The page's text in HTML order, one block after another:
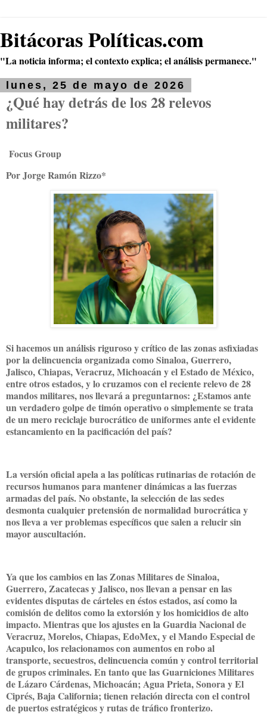
Bitácoras Políticas.com
"La noticia informa; el contexto explica; el análisis permanece."
lunes, 25 de mayo de 2026
¿Qué hay detrás de los 28 relevos
militares?
Focus Group
Por Jorge Ramón Rizzo*
Si hacemos un análisis riguroso y crítico de las zonas asfixiadas
por la delincuencia organizada como Sinaloa, Guerrero,
Jalisco, Chiapas, Veracruz, Michoacán y el Estado de México,
entre otros estados, y lo cruzamos con el reciente relevo de 28
mandos militares, nos llevará a preguntarnos: ¿Estamos ante
un verdadero golpe de timón operativo o simplemente se trata
de un mero reciclaje burocrático de uniformes ante el evidente
estancamiento en la pacificación del país?
La versión oficial apela a las políticas rutinarias de rotación de
recursos humanos para mantener dinámicas a las fuerzas
armadas del país. No obstante, la selección de las sedes
desmonta cualquier pretensión de normalidad burocrática y
nos lleva a ver problemas específicos que salen a relucir sin
mayor auscultación.
Ya que los cambios en las Zonas Militares de Sinaloa,
Guerrero, Zacatecas y Jalisco, nos llevan a pensar en las
evidentes disputas de cárteles en éstos estados, así como la
comisión de delitos como la extorsión y los homicidios de alto
impacto. Mientras que los ajustes en la Guardia Nacional de
Veracruz, Morelos, Chiapas, EdoMex, y el Mando Especial de
Acapulco, los relacionamos con aumentos en robo al
transporte, secuestros, delincuencia común y control territorial
de grupos criminales. En tanto que las Guarniciones Militares
de Lázaro Cárdenas, Michoacán; Agua Prieta, Sonora y El
Ciprés, Baja California; tienen relación directa con el control
de puertos estratégicos y rutas de tráfico fronterizo.